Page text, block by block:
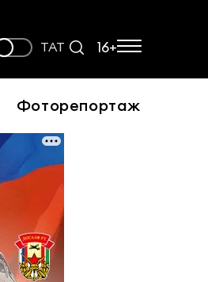
ТАТ 16+
Фоторепортаж